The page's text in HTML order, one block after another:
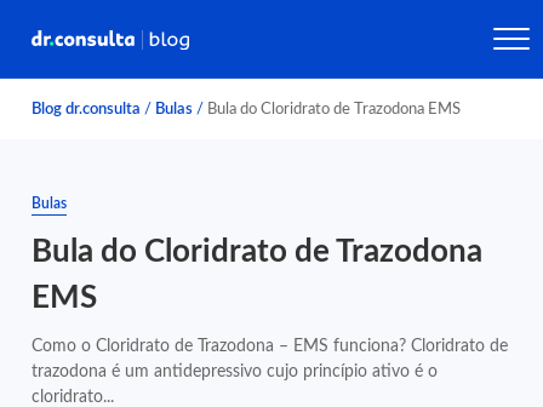
Blog dr.consulta / Bulas / Bula do Cloridrato de Trazodona EMS
Bulas
Bula do Cloridrato de Trazodona
EMS
Como o Cloridrato de Trazodona – EMS funciona? Cloridrato de
trazodona é um antidepressivo cujo princípio ativo é o
cloridrato...